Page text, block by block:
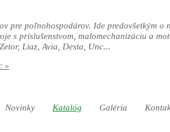
pre poľnohospodárov. Ide predovšetkým o
s príslušenstvom, malomechanizáciu a
Liaz, Avia, Desta, Unc...
»
Novinky Katalóg Galéria